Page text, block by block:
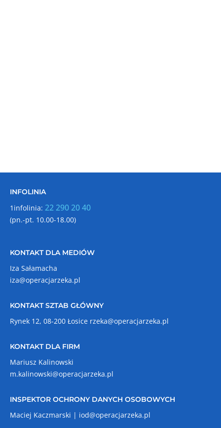
INFOLINIA
1infolinia: 22 290 20 40
(pn.-pt. 10.00-18.00)
KONTAKT DLA MEDIÓW
Iza Sałamacha
iza@operacjarzeka.pl
KONTAKT SZTAB GŁÓWNY
Rynek 12, 08-200 Łosice rzeka@operacjarzeka.pl
KONTAKT DLA FIRM
Mariusz Kalinowski
m.kalinowski@operacjarzeka.pl
INSPEKTOR OCHRONY DANYCH OSOBOWYCH
Maciej Kaczmarski | iod@operacjarzeka.pl